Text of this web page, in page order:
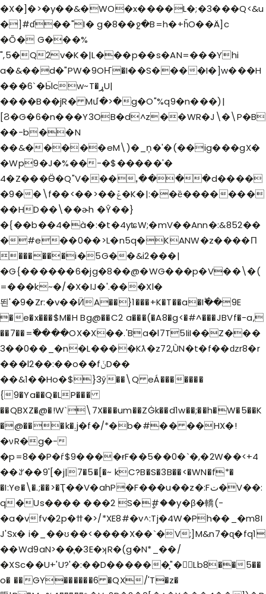
�X�]�>�y��&�WO�x����L�;�3���Q<&u
�]#ɗ��"I� g�8��ջ�B=h�+ȟO��Ä]c
�Õ� G���%
",5�Q2v�K�|L���p��s�AN=���Yhi
a�&��d�"PW�9OҤ�I��S����I�]w���H
���6`�Ӹcw~T�ړU|
����B��jR� Mմ�>�g�O"%q9�n���)|
[Ϩ�G�6�n���Y3OB�d^z��WR�J\�\P�B
��-b��N
��&�����eM\)�_ņ�'�(��ig���gX�
�Wp9�J�%��-�$�����'�
4�Z���Ӫ�Q"V���ꓹ����d����
�9��\f��<��>��ݞ�K�|:��ȅ�������
��HD��\��ɚh �Ŷ��}
�{��b��4�à�:�t�4yʨW;�mV��Ann�:&852��
�#e��0��>L�n5q�KANW�z����П
������i�5G��&i2���|
�G{������6�jg�8��@�WG���p�V��\�(
=���k~�/�X�IJ�'.���Xl�
뙨'�9�Zr:�v��ӤA��}1���+K�T��a�Iؕ��9E
�e�x���$M�H Bg@��C2 a���(�A8�g<�#^���JBVf�-a,
��7��=߰����OX�X��.'Ba�l7T5IiI��Z���
3��0��_�n�L����Kƛ�z72,ÙN�t�f��ǳr8�r
���l2��:��o��fݩD��
��&1��Ho�$}3ӯ��\Q eÁ�������
{9�Ya��Q�LP���
��QBXZ�@�!W`\7X���um��ZĠk��d1w��;��h�W�5��K
�@���k�܄j�f�/*�b�#�� ��HX�!
�νR�g�-
�p=8��P�ŕ$9����ɍF��5��0�`�,�2W��<+4
��ꌎ��9'[�j|7�5�[�~ kC?B�S�3B��<�WN�f*�
�I:Ye�\�.;��>�Ҭ��V�ahP�F���u��z�:Fت�V��:
q�Us���� ���2 S�ީ#��y�β�轎(-
�a�vfv�2p�ߚ�>/*XE8#�v˄:Tj�4W�Ph��_�m8I
J'Sx� i�_��ʊ��<����X��`�V;]M&n7�ɋ�fq1
��Wd9aN>��͎�3E�ʞR�(g�N*_��/
�XSc��U+'U?'�:��D������̙"�񭾷Lb8��5��
o� ��GY������6 �QX/'T�z�